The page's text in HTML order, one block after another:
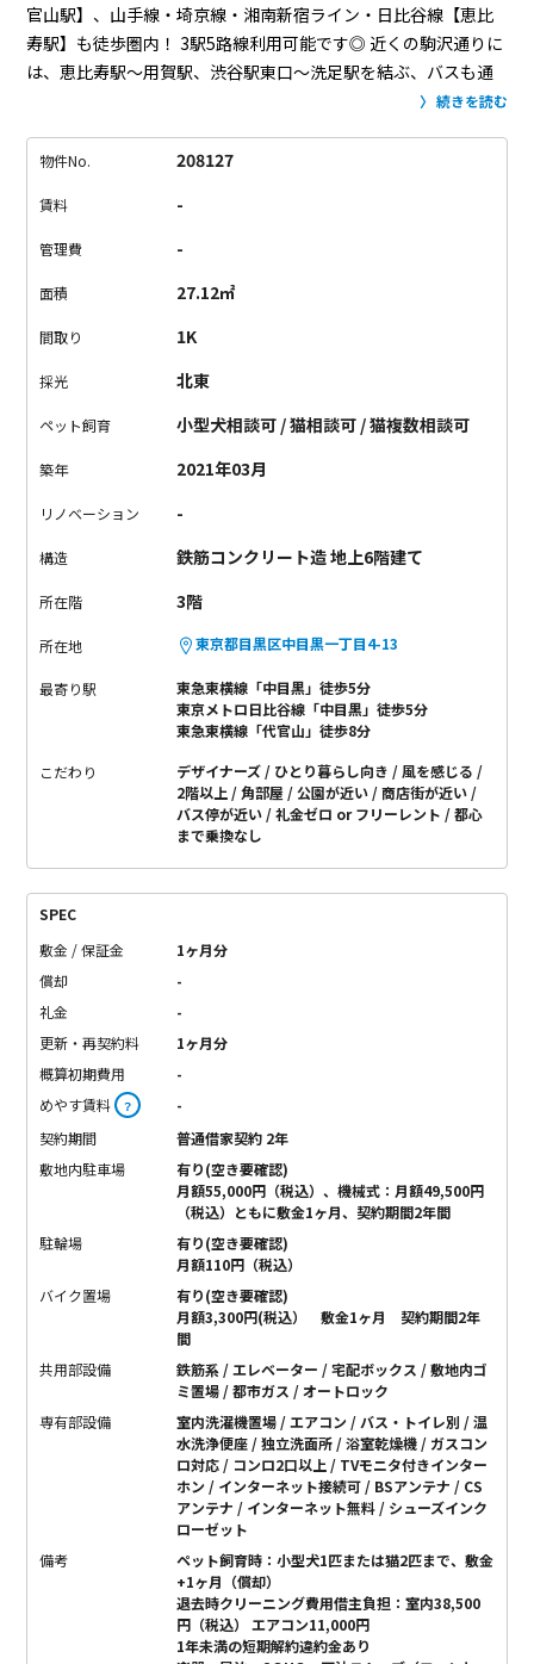
官山駅】、山手線・埼京線・湘南新宿ライン・日比谷線【恵比
寿駅】も徒歩圏内！ 3駅5路線利用可能です◎ 近くの駒沢通りに
は、恵比寿駅～用賀駅、渋谷駅東口～洗足駅を結ぶ、バスも通
1Kの魅力は、“居間”と“水
の方が増えた昨今、ビデオチャットサービスを使った会議も多
りとしていた方が印象は良いですよね。
ントクロスをぜひ背景に！
が身に付きそう。
居間、トイレ、独立洗面台、玄関。収納が至
るところにあります。ごちゃごちゃしているのが苦手で、すっ
には、本や趣味のグッズを収納するのに良さそうなシェルフ。
シェルフいちばん下は、デスクになっています…！デスクに
コンセントがあるので、照明とPCなど、使える予感！
能、遠隔で鍵の操作ができるので、閉め忘れの心配がありませ
けるのではないでしょうか。
『NURO光』利用料無料！勉強、仕事、映画、ゲームなど、私
使用してOKなのも助かります。さらに、さらに、マルチファン
クションライトを採用！様々なスマートホーム機能を搭載して
エアコンなどの家電を外出先から遠隔操作できたり、
人の動きを感知して警告音やメール通知を行ってくれたりする
最先端で快適な暮らしをお求めの方、いかがでしょ
続きを読む
物件No. 208127
賃料 -
管理費 -
面積 27.12㎡
間取り 1K
採光 北東
ペット飼育 小型犬相談可 / 猫相談可 / 猫複数相談可
築年 2021年03月
リノベーション -
構造 鉄筋コンクリート造 地上6階建て
所在階 3階
所在地 東京都目黒区中目黒一丁目4-13
最寄り駅
東急東横線「中目黒」徒歩5分
東京メトロ日比谷線「中目黒」徒歩5分
東急東横線「代官山」徒歩8分
こだわり デザイナーズ ひとり暮らし向き
風を感じる
2階以上
角部屋 公園が近い
商店街が近い
バス停が近い
礼金ゼロ or フリーレント
都心
まで乗換なし
SPEC
敷金 / 保証金
1ヶ月分
償却
-
礼金
-
更新・再契約料
1ヶ月分
概算初期費用
-
めやす賃料 ？
-
契約期間
普通借家契約 2年
敷地内駐車場
有り(空き要確認)
月額55,000円（税込）、機械式：月額49,500円
（税込）ともに敷金1ヶ月、契約期間2年間
駐輪場
有り(空き要確認)
月額110円（税込）
バイク置場
有り(空き要確認)
月額3,300円(税込） 敷金1ヶ月 契約期間2年
間
共用部設備
鉄筋系 / エレベーター / 宅配ボックス / 敷地内ゴ
ミ置場 / 都市ガス / オートロック
専有部設備
室内洗濯機置場 / エアコン / バス・トイレ別 / 温
水洗浄便座 / 独立洗面所 / 浴室乾燥機 / ガスコン
ロ対応 / コンロ2口以上 / TVモニタ付きインター
ホン / インターネット接続可 / BSアンテナ / CS
アンテナ / インターネット無料 / シューズインク
ローゼット
備考
ペット飼育時：小型犬1匹または猫2匹まで、敷金
+1ヶ月（償却）
退去時クリーニング費用借主負担：室内38,500
円（税込） エアコン11,000円
1年未満の短期解約違約金あり